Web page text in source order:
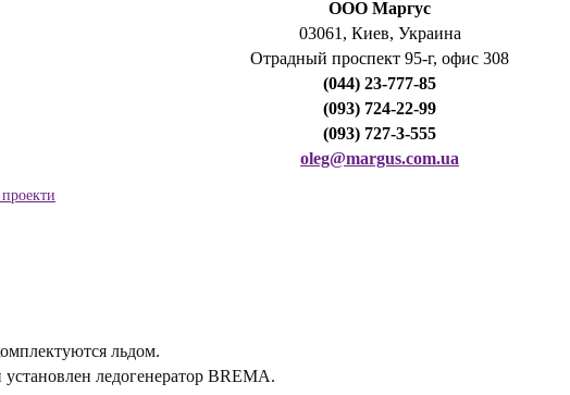
ООО Маргус
03061, Киев, Украина
Отрадный проспект 95-г, офис 308
(044) 23-777-85
(093) 724-22-99
(093) 727-3-555
oleg@margus.com.ua
льдом.
ледогенератор BREMA.